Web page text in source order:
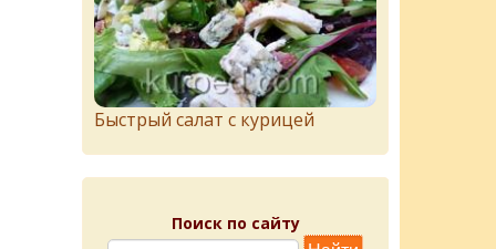
Быстрый салат с курицей
Поиск по сайту